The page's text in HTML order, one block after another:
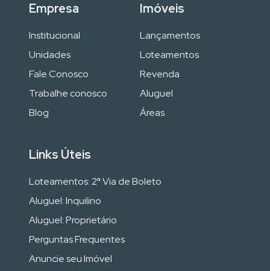
Empresa
Institucional
Unidades
Fale Conosco
Trabalhe conosco
Blog
Imóveis
Lançamentos
Loteamentos
Revenda
Aluguel
Áreas
Links Úteis
Loteamentos: 2ª Via de Boleto
Aluguel: Inquilino
Aluguel: Proprietário
Perguntas Frequentes
Anuncie seu Imóvel